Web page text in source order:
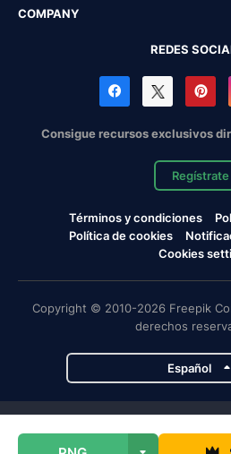
COMPANY
REDES
Consigue recursos exclusivos
Regístrate
Términos y condiciones
Política de cookies
Cookies
Copyright © 2010-2026 Freepik
derechos
Español